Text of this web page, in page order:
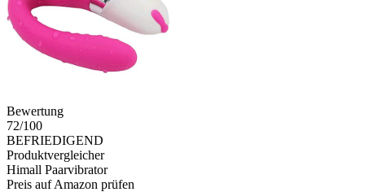
Bewertung
72/100
BEFRIEDIGEND
Produktvergleicher
Himall Paarvibrator
Preis auf Amazon prüfen